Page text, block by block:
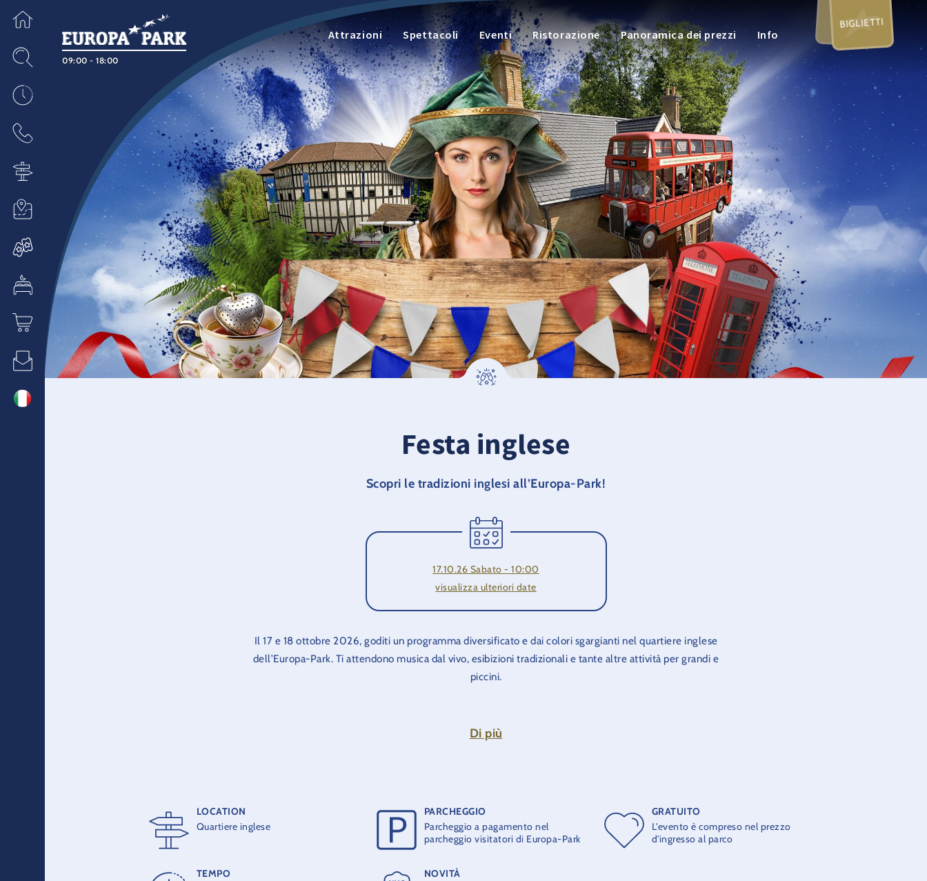
09:00 - 18:00
Attrazioni Spettacoli Eventi Ristorazione Panoramica dei prezzi Info
BIGLIETTI
Festa inglese
Scopri le tradizioni inglesi all’Europa-Park!
17.10.26 Sabato - 10:00
visualizza ulteriori date
Il 17 e 18 ottobre 2026, goditi un programma diversificato e dai colori sgargianti nel quartiere inglese
dell’Europa-Park. Ti attendono musica dal vivo, esibizioni tradizionali e tante altre attività per grandi e
piccini.
e godiamoci un weekend indimenticabile all’insegna del divertimento e di momenti speciali.
Di più
LOCATION
Quartiere inglese
PARCHEGGIO
Parcheggio a pagamento nel
parcheggio visitatori di Europa-Park
GRATUITO
L'evento è compreso nel prezzo
d'ingresso al parco
TEMPO
NOVITÀ